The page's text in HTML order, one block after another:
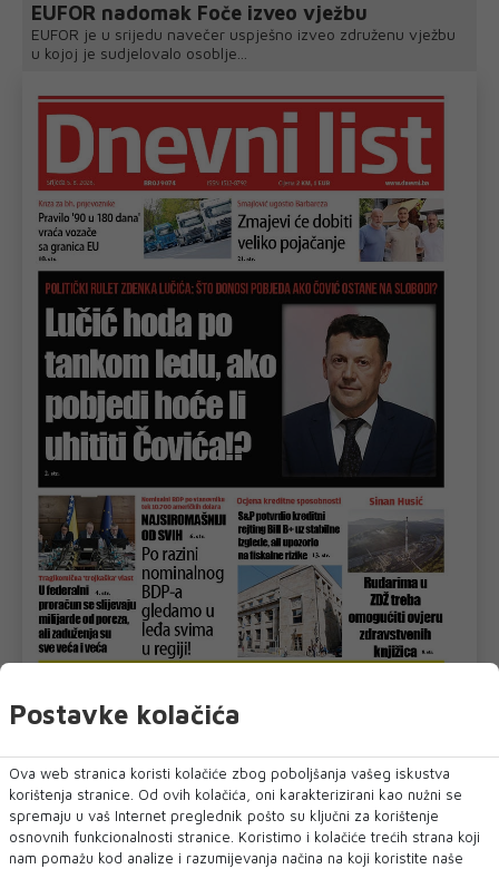
EUFOR nadomak Foče izveo vježbu
EUFOR je u srijedu navečer uspješno izveo združenu vježbu
u kojoj je sudjelovalo osoblje...
U novom broju pročitajte
DNEVNI
Postavke kolačića
Ova web stranica koristi kolačiće zbog poboljšanja vašeg iskustva
korištenja stranice. Od ovih kolačića, oni karakterizirani kao nužni se
spremaju u vaš Internet preglednik pošto su ključni za korištenje
osnovnih funkcionalnosti stranice. Koristimo i kolačiće trećih strana koji
nam pomažu kod analize i razumijevanja načina na koji koristite naše